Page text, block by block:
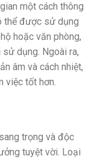
một cách thông
thể được sử dụng
hoặc văn phòng,
dụng. Ngoài ra,
âm và cách nhiệt,
việc tốt hơn.
trọng và độc
tuyệt vời. Loại